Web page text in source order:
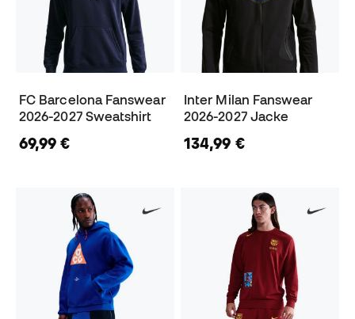
FC Barcelona Fanswear
2026-2027 Sweatshirt
69,99 €
Inter Milan Fanswear
2026-2027 Jacke
134,99 €